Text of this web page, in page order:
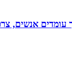
אנשים,